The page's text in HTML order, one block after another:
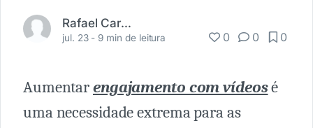
Rafael Cardoso
jul. 23 - 9 min de leitura 0 0 0
Aumentarengajamento com vídeosé
uma necessidade extrema para as